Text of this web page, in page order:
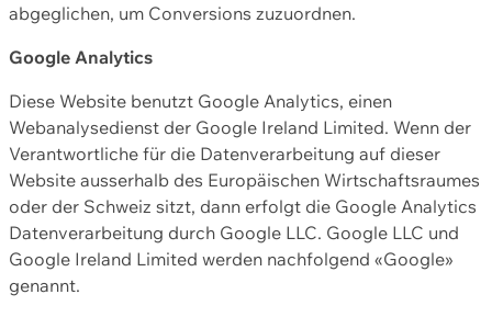
abgeglichen, um Conversions zuzuordnen.
Google Analytics
Diese Website benutzt Google Analytics, einen
Webanalysedienst der Google Ireland Limited. Wenn der
Verantwortliche für die Datenverarbeitung auf dieser
Website ausserhalb des Europäischen Wirtschaftsraumes
oder der Schweiz sitzt, dann erfolgt die Google Analytics
Datenverarbeitung durch Google LLC. Google LLC und
Google Ireland Limited werden nachfolgend «Google»
genannt.